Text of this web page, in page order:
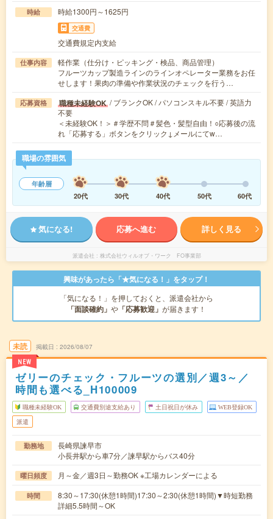
時給 時給1300円～1625円
交通費
交通費規定内支給
仕事内容
軽作業（仕分け・ピッキング・検品、商品管理）
フルーツカップ製造ラインのラインオペレーター業務をお任
せします！果肉の準備や作業状況のチェックを行う…
応募資格 職種未経験OK / ブランクOK / パソコンスキル不要 / 英語力
不要
＜未経験OK！＞＃学歴不問＃髪色・髪型自由！○応募後の流
れ「応募する」ボタンをクリック↓メールにてw…
職場の雰囲気
年齢層
20代
30代 40代 50代 60代
気になる! 応募へ進む 詳しく見る
派遣会社 株式会社ウィルオブ・ワーク FO事業部
興味があったら「★気になる！」をタップ！
「気になる！」を押しておくと、派遣会社から
「面談確約」 や 「応募歓迎」 が届きます！
未読
NEW
掲載日 2026/08/07
ゼリーのチェック・フルーツの選別／週3～／
時間も選べる_H100009
職種未経験OK 交通費別途支給あり 土日祝日が休み WEB登録OK
派遣
勤務地
長崎県諫早市
小長井駅から車7分／諫早駅からバス40分
曜日頻度 月～金／週3日～勤務OK ※工場カレンダーによる
時間
8:30～17:30(休憩1時間)17:30～2:30(休憩1時間)▼時短勤務
詳細5.5時間～OK